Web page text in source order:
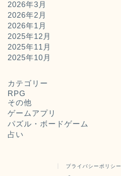
2026年3月
2026年2月
2026年1月
2025年12月
2025年11月
2025年10月
カテゴリー
RPG
その他
ゲームアプリ
パズル・ボードゲーム
占い
プライバシーポリシー